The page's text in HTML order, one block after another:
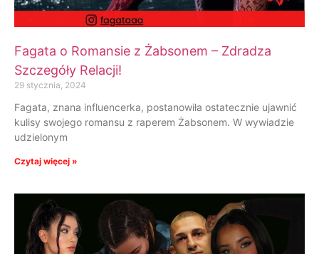
Fagata o Romansie z Żabsonem – Zdradza
Szczegóły Relacji!
29 stycznia, 2024
Fagata, znana influencerka, postanowiła ostatecznie ujawnić
kulisy swojego romansu z raperem Żabsonem. W wywiadzie
udzielonym
Czytaj więcej »